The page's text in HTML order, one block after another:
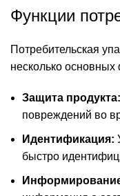
Функции
Потребительская
несколько основных
Защита продукта:
повреждений во
Идентификация:
быстро